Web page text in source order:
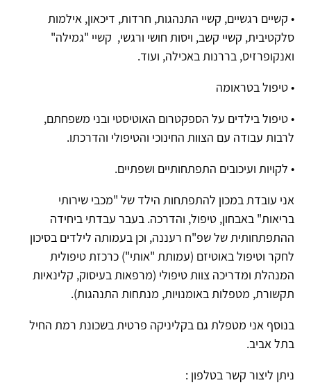
• קשיים רגשיים, קשיי התנהגות, חרדות, דיכאון, אילמות
סלקטיבית, קשיי קשב, ויסות חושי ורגשי, קשיי "גמילה"
ואנקופרזיס, בררנות באכילה, ועוד.
• טיפול בטראומה
• טיפול בילדים על הספקטרום האוטיסטי ובני משפחתם,
לרבות עבודה עם הצוות החינוכי והטיפולי והדרכתו.
• לקויות ועיכובים התפתחותיים ושפתיים.
אני עובדת במכון להתפתחות הילד של "מכבי שירותי
בריאות" באבחון, טיפול, והדרכה. בעבר עבדתי ביחידה
ההתפתחותית של שפ"ח רעננה, וכן בעמותה לילדים בסיכון
לחקר וטיפול באוטיזם (עמותת "אותי") כרכזת טיפולית
המנהלת ומדריכה צוות טיפולי (מרפאות בעיסוק, קלינאיות
תקשורת, מטפלות באומנויות, מנתחות התנהגות).
בנוסף אני מטפלת גם בקליניקה פרטית בשכונת רמת החיל
בתל אביב.
ניתן ליצור קשר בטלפון :